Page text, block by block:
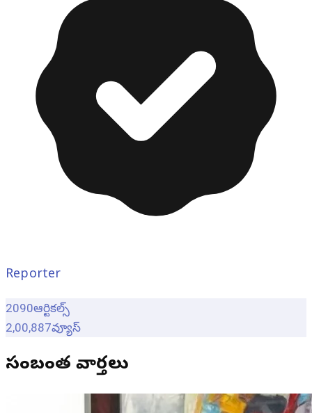
Reporter
2090ఆర్టికల్స్
2,00,887వ్యూస్
సంబంధిత వార్తలు